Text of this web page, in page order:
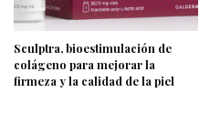
Sculptra, bioestimulación de
colágeno para mejorar la
firmeza y la calidad de la piel